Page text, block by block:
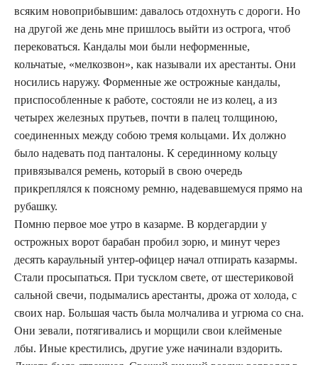
всяким новоприбывшим: давалось отдохнуть с дороги. Но
на другой же день мне пришлось выйти из острога, чтоб
перековаться. Кандалы мои были неформенные,
кольчатые, «мелкозвон», как называли их арестанты. Они
носились наружу. Форменные же острожные кандалы,
приспособленные к работе, состояли не из колец, а из
четырех железных прутьев, почти в палец толщиною,
соединенных между собою тремя кольцами. Их должно
было надевать под панталоны. К серединному кольцу
привязывался ремень, который в свою очередь
прикреплялся к поясному ремню, надевавшемуся прямо на
рубашку.
Помню первое мое утро в казарме. В кордегардии у
острожных ворот барабан пробил зорю, и минут через
десять караульный унтер-офицер начал отпирать казармы.
Стали просыпаться. При тусклом свете, от шестериковой
сальной свечи, подымались арестанты, дрожа от холода, с
своих нар. Большая часть была молчалива и угрюма со сна.
Они зевали, потягивались и морщили свои клейменые
лбы. Иные крестились, другие уже начинали вздорить.